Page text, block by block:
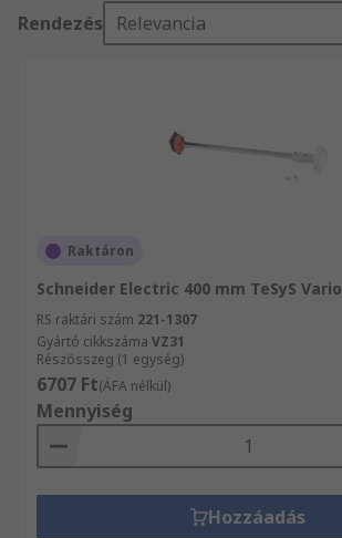
Rendezés Relevancia
Raktáron
Schneider Electric 400 mm TeSyS Vario
RS raktári szám 221-1307
Gyártó cikkszáma VZ31
Részösszeg (1 egység)
6707 Ft(ÁFA nélkül)
Mennyiség
Hozzáadás